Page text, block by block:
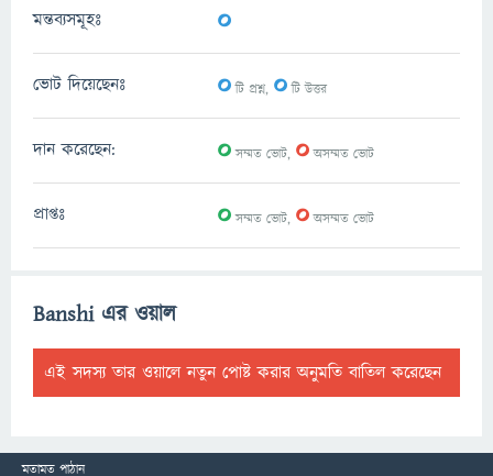
মন্তব্যসমূহঃ 0
ভোট দিয়েছেনঃ 0টি প্রশ্ন, 0টি উত্তর
দান করেছেন: 0সম্মত ভোট, 0অসম্মত ভোট
প্রাপ্তঃ 0সম্মত ভোট, 0অসম্মত ভোট
Banshi এর ওয়াল
এই সদস্য তার ওয়ালে নতুন পোষ্ট করার অনুমতি বাতিল করেছেন
মতামত পাঠান